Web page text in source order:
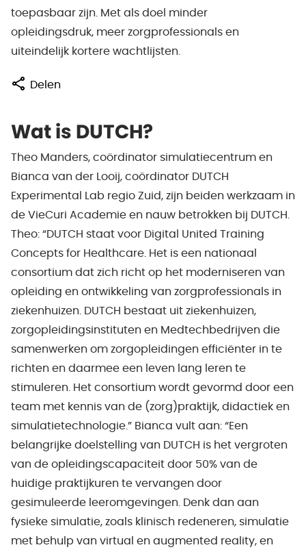
toepasbaar zijn. Met als doel minder
opleidingsdruk, meer zorgprofessionals en
uiteindelijk kortere wachtlijsten.
Delen
Wat is DUTCH?
Theo Manders, coördinator simulatiecentrum en
Bianca van der Looij, coördinator DUTCH
Experimental Lab regio Zuid, zijn beiden werkzaam in
de VieCuri Academie en nauw betrokken bij DUTCH.
Theo: “DUTCH staat voor Digital United Training
Concepts for Healthcare. Het is een nationaal
consortium dat zich richt op het moderniseren van
opleiding en ontwikkeling van zorgprofessionals in
ziekenhuizen. DUTCH bestaat uit ziekenhuizen,
zorgopleidingsinstituten en Medtechbedrijven die
samenwerken om zorgopleidingen efficiënter in te
richten en daarmee een leven lang leren te
stimuleren. Het consortium wordt gevormd door een
team met kennis van de (zorg)praktijk, didactiek en
simulatietechnologie.” Bianca vult aan: “Een
belangrijke doelstelling van DUTCH is het vergroten
van de opleidingscapaciteit door 50% van de
huidige praktijkuren te vervangen door
gesimuleerde leeromgevingen. Denk dan aan
fysieke simulatie, zoals klinisch redeneren, simulatie
met behulp van virtual en augmented reality, en